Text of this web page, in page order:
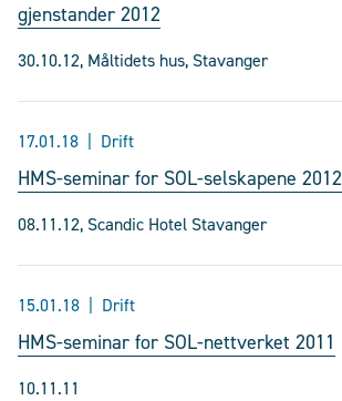
gjenstander 2012
30.10.12, Måltidets hus, Stavanger
17.01.18 Drift
HMS-seminar for SOL-selskapene 2012
08.11.12, Scandic Hotel Stavanger
15.01.18 Drift
HMS-seminar for SOL-nettverket 2011
10.11.11